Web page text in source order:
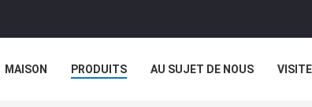
MAISON PRODUITS AU SUJET DE NOUS